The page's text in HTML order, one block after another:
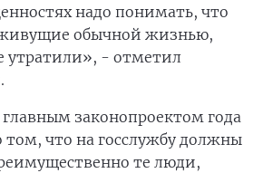
надо понимать, что
обычной жизнью,
утратили», - отметил
законопроектом года
том, что на госслужбу должны
те люди,